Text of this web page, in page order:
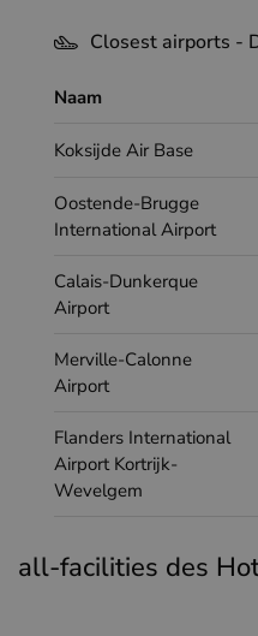
Closest airports -
Naam
Koksijde Air Base
Oostende-Brugge
International Airport
Calais-Dunkerque
Airport
Merville-Calonne
Airport
Flanders International
Airport Kortrijk-
Wevelgem
all-facilities des